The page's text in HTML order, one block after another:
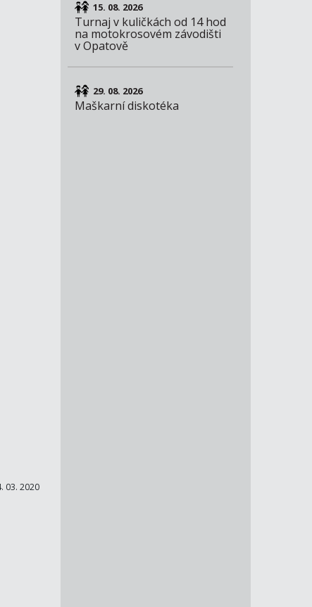
03. 2020
15. 08. 2026
Turnaj v kuličkách od 14 hod
na motokrosovém závodišti
v Opatově
29. 08. 2026
Maškarní diskotéka